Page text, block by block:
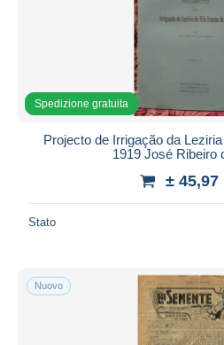
Spedizione gratuita
Projecto de Irrigação da
1919 José Ribeiro
± 45,97
Stato
Nuovo